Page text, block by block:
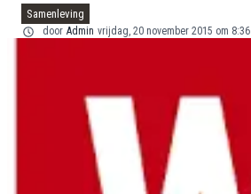
Samenleving
door Admin vrijdag, 20 november 2015 om 8:36